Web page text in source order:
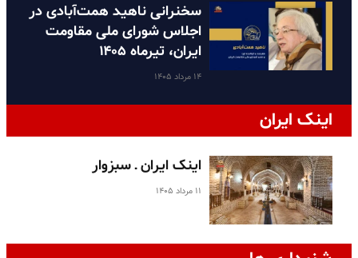
سخنرانی ناهید همت‌آبادی در
اجلاس شورای ملی مقاومت
ایران، تیرماه ۱۴۰۵
۱۴ مرداد ۱۴۰۵
اینک ایران
اینک ایران ـ سبزوار
۱۱ مرداد ۱۴۰۵